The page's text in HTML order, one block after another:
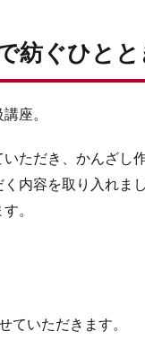
紡ぐひとと
座。
ただき、かんざし
内容を取り入れまし
。
ていただきます。